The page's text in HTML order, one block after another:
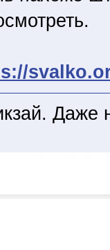
Даже